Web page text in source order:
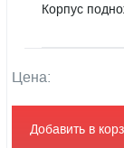
Корпус
Цена:
Добавить в